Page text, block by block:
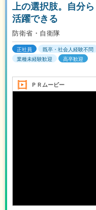
上の選択肢。自分
活躍できる
防衛省・自衛隊
正社員 既卒・社会人経験不問
業種未経験歓迎
高卒歓迎
ＰＲムービー